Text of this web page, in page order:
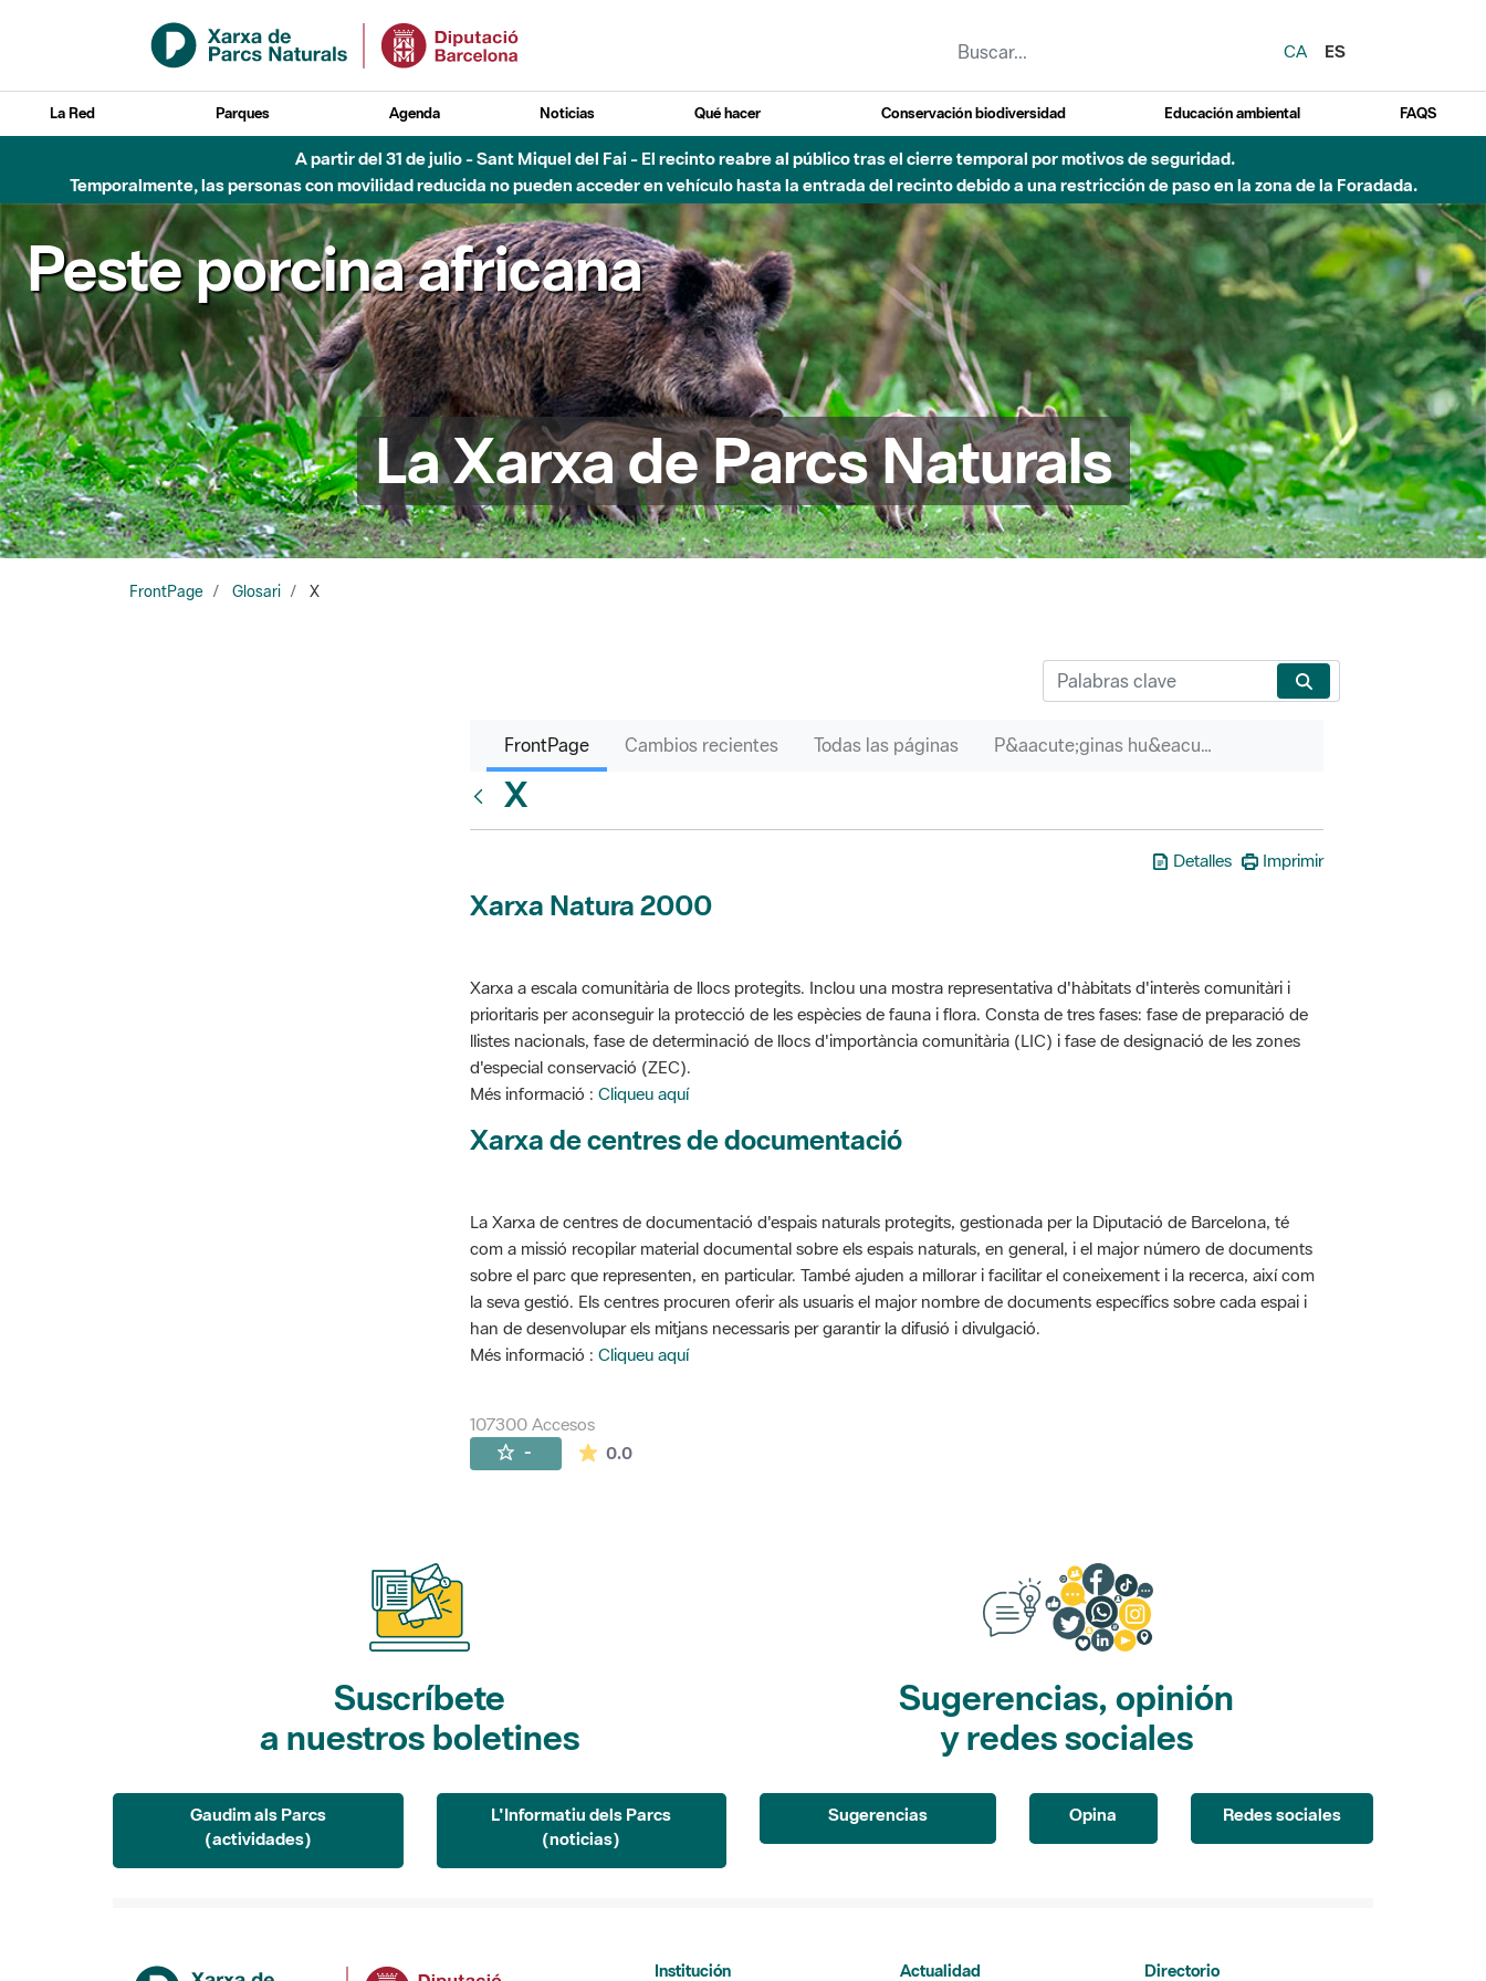
Saltar al contenido principal
CA
ES
La Red Parques Agenda Noticias Qué hacer Conservación biodiversidad Educación ambiental FAQS
A partir del 31 de julio - Sant Miquel del Fai - El recinto reabre al público tras el cierre temporal por motivos de seguridad.
Temporalmente, las personas con movilidad reducida no pueden acceder en vehículo hasta la entrada del recinto debido a una restricción de paso en la zona de la Foradada.
Peste porcina africana
La Xarxa de Parcs Naturals
FrontPage Glosari X
FrontPage Cambios recientes Todas las páginas P&aacute;ginas hu&eacute;rfanas
X
Detalles Imprimir
Xarxa Natura 2000
Xarxa a escala comunitària de llocs protegits. Inclou una mostra representativa d'hàbitats d'interès comunitàri i
prioritaris per aconseguir la protecció de les espècies de fauna i flora. Consta de tres fases: fase de preparació de
llistes nacionals, fase de determinació de llocs d'importància comunitària (LIC) i fase de designació de les zones
d'especial conservació (ZEC).
Més informació : Cliqueu aquí
Xarxa de centres de documentació
La Xarxa de centres de documentació d'espais naturals protegits, gestionada per la Diputació de Barcelona, té
com a missió recopilar material documental sobre els espais naturals, en general, i el major número de documents
sobre el parc que representen, en particular. També ajuden a millorar i facilitar el coneixement i la recerca, així com
la seva gestió. Els centres procuren oferir als usuaris el major nombre de documents específics sobre cada espai i
han de desenvolupar els mitjans necessaris per garantir la difusió i divulgació.
Més informació : Cliqueu aquí
107300 Accesos
- 0.0La valoración media es de 0 estrellas de 5.
Suscríbete
a nuestros boletines
Gaudim als Parcs
(actividades)
L'Informatiu dels Parcs
(noticias)
Sugerencias, opinión
y redes sociales
Sugerencias Opina Redes sociales
Institución Actualidad Directorio